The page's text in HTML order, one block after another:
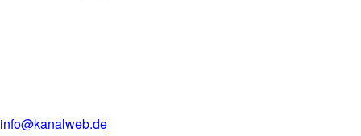
info@kanalweb.de